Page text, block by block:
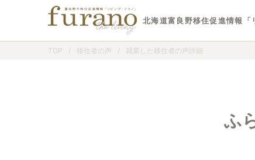
北海道富良野移住促進情報「
TOP / 移住者の声 / 就業した移住者の声詳細
ふ